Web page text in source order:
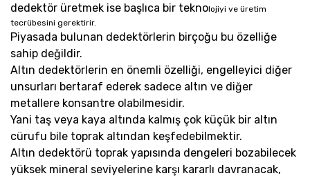
dedektör üretmek ise başlıca bir teknolojiyi ve üretim
tecrübesini gerektirir.
Piyasada bulunan dedektörlerin birçoğu bu özelliğe
sahip değildir.
Altın dedektörlerin en önemli özelliği, engelleyici diğer
unsurları bertaraf ederek sadece altın ve diğer
metallere konsantre olabilmesidir.
Yani taş veya kaya altında kalmış çok küçük bir altın
cürufu bile toprak altından keşfedebilmektir.
Altın dedektörü toprak yapısında dengeleri bozabilecek
yüksek mineral seviyelerine karşı kararlı davranacak,